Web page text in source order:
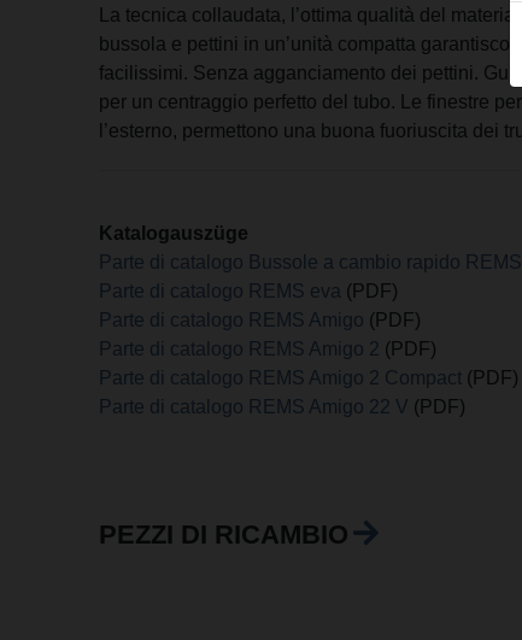
La tecnica collaudata, l’ottima qualità del
bussola e pettini in un’unità compatta
facilissimi. Senza agganciamento dei pettini.
per un centraggio perfetto del tubo. Le finestre
l’esterno, permettono una buona fuoriuscita dei
Katalogauszüge
Parte di catalogo Bussole a cambio rapido REMS
Parte di catalogo REMS eva (PDF)
Parte di catalogo REMS Amigo (PDF)
Parte di catalogo REMS Amigo 2 (PDF)
Parte di catalogo REMS Amigo 2 Compact (PDF)
Parte di catalogo REMS Amigo 22 V (PDF)
PEZZI DI RICAMBIO